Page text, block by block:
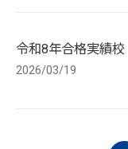
令和8年合格実績校
2026/03/19